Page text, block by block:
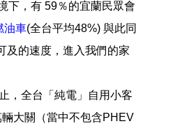
下，有 59％的宜蘭民眾會
油車(全台平均48%) 與此同
及的速度，進入我們的家
，全台「純電」自用小客
大關（當中不包含PHEV